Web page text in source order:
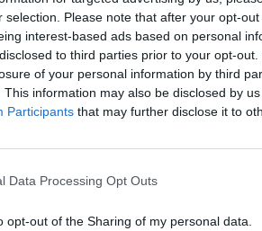
selection. Please note that after your opt-
interest-based ads based on personal
to third parties prior to your opt-
of your personal information by third
This information may also be disclosed by
Participants that may further disclose it to
Data Processing Opt Outs
opt-out of the Sharing of my personal data.
presència en esta edició i anirà des
David, la fusió experimental del trio
Hijos del Trueno.
del Suís el 8 de setembre, després
de la Costa